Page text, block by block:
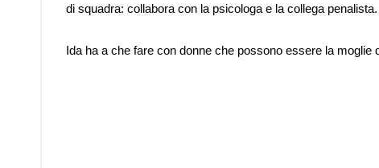
di squadra: collabora con la psicologa e la collega penalista.
Ida ha a che fare con donne che possono essere la